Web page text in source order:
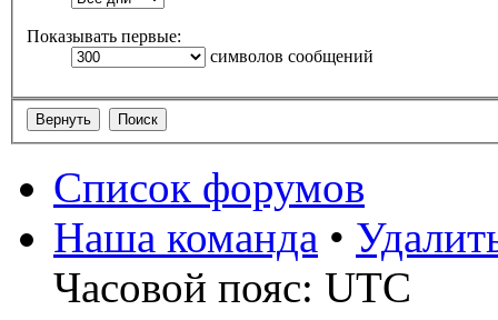
Показывать первые:
символов сообщений
Список форумов
Наша команда •
Часовой пояс: UTC